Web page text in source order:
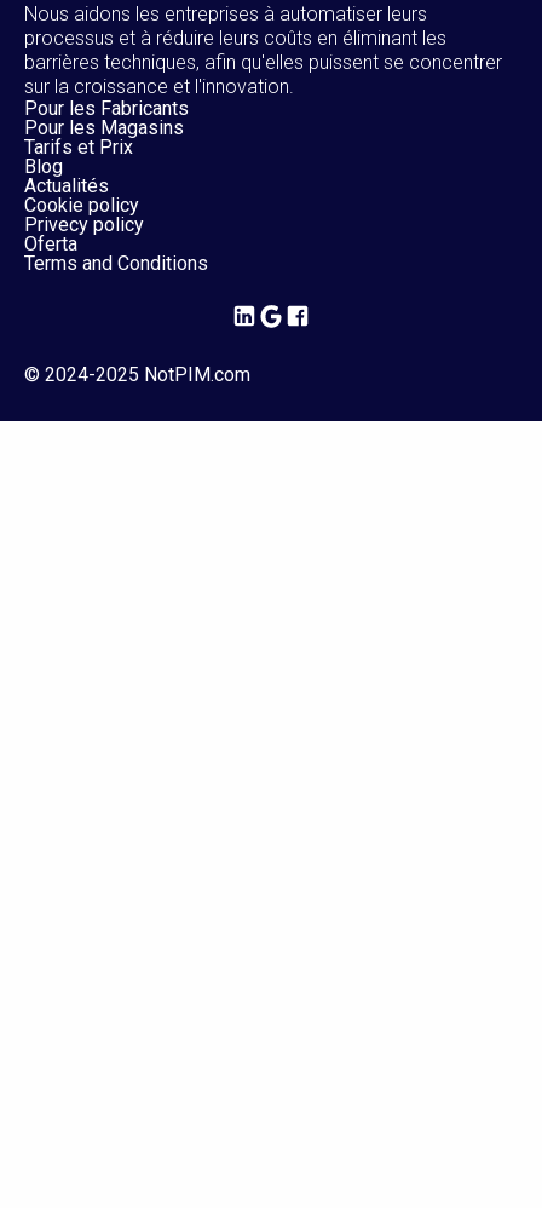
Nous aidons les entreprises à automatiser leurs
processus et à réduire leurs coûts en éliminant les
barrières techniques, afin qu'elles puissent se concentrer
sur la croissance et l'innovation.
Pour les Fabricants
Pour les Magasins
Tarifs et Prix
Blog
Actualités
Cookie policy
Privecy policy
Oferta
Terms and Conditions
© 2024-2025 NotPIM.com